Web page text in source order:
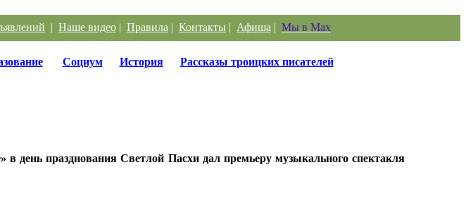
| Наше видео | Правила | Контакты | Афиша | Мы в Max
Социум История Рассказы троицких писателей
день празднования Светлой Пасхи дал премьеру музыкального спектакля